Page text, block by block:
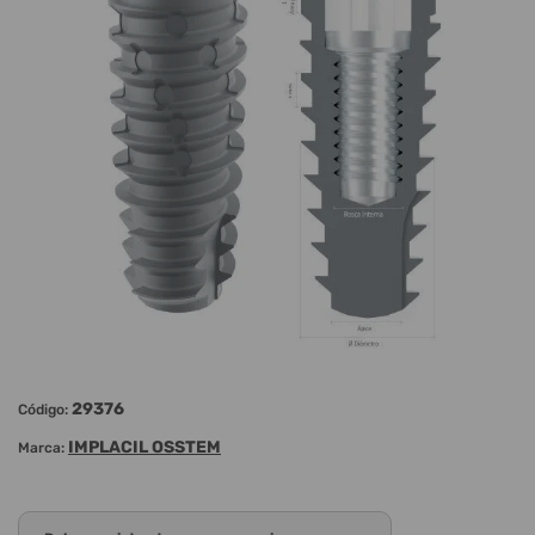
Código: 29376
Marca: IMPLACIL OSSTEM